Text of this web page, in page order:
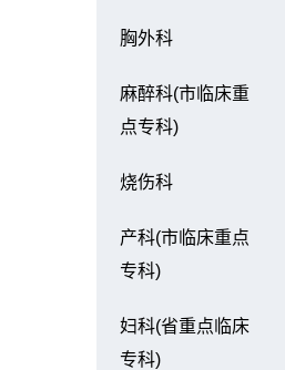
胸外科
麻醉科(市临床重
点专科)
烧伤科
产科(市临床重点
专科)
妇科(省重点临床
专科)